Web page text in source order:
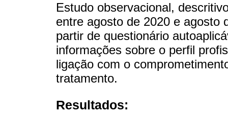
Estudo observacional,
entre agosto de 2020 e agosto
partir de questionário
informações sobre o perfil
ligação com o
tratamento.
Resultados: